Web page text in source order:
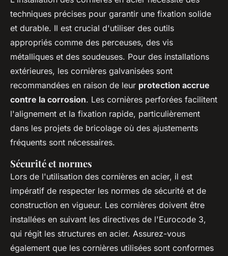
techniques précises pour garantir une fixation solide
et durable. Il est crucial d'utiliser des outils
appropriés comme des perceuses, des vis
métalliques et des soudeuses. Pour des installations
extérieures, les cornières galvanisées sont
recommandées en raison de leur protection accrue
contre la corrosion. Les cornières perforées facilitent
l'alignement et la fixation rapide, particulièrement
dans les projets de bricolage où des ajustements
fréquents sont nécessaires.
Sécurité et normes
Lors de l'utilisation des cornières en acier, il est
impératif de respecter les normes de sécurité et de
construction en vigueur. Les cornières doivent être
installées en suivant les directives de l'Eurocode 3,
qui régit les structures en acier. Assurez-vous
également que les cornières utilisées sont conformes